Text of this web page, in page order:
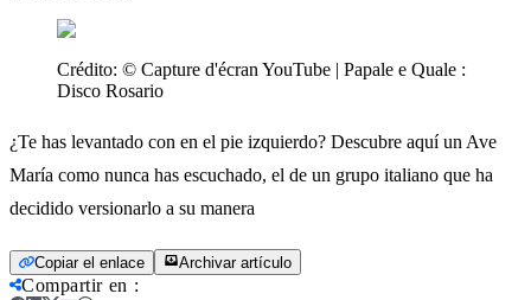
Crédito: © Capture d'écran YouTube | Papale e Quale :
Disco Rosario
¿Te has levantado con en el pie izquierdo? Descubre aquí un Ave
María como nunca has escuchado, el de un grupo italiano que ha
decidido versionarlo a su manera
Copiar el enlace Archivar artículo
Compartir en :